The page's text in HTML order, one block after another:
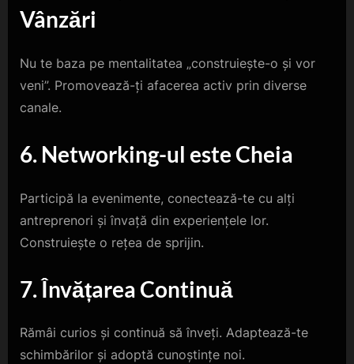
Vânzări
Nu te baza pe mentalitatea „construiește-o și vor
veni”. Promovează-ți afacerea activ prin diverse
canale.
6. Networking-ul este Cheia
Participă la evenimente, conectează-te cu alți
antreprenori și învață din experiențele lor.
Construiește o rețea de sprijin.
7. Învățarea Continuă
Rămâi curios și continuă să înveți. Adaptează-te
schimbărilor și adoptă cunoștințe noi.